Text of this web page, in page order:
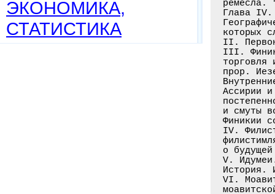
ЭКОНОМИКА,
СТАТИСТИКА
ремесла.
Глава IV.
II.
III.
торговля
прор.
Ассирии
и смуты
IV.
о
V.
История.
VI.